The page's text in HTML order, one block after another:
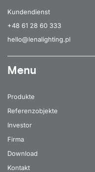
Kundendienst
+48 61 28 60 333
hello@lenalighting.pl
Menu
Produkte
Referenzobjekte
Investor
Firma
Download
Kontakt